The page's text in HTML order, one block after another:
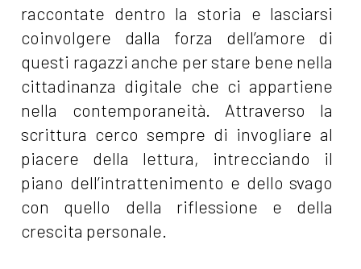
raccontate dentro la storia e lasciarsi
coinvolgere dalla forza dell’amore di
questi ragazzi anche per stare bene nella
cittadinanza digitale che ci appartiene
nella contemporaneità. Attraverso la
scrittura cerco sempre di invogliare al
piacere della lettura, intrecciando il
piano dell’intrattenimento e dello svago
con quello della riflessione e della
crescita personale.